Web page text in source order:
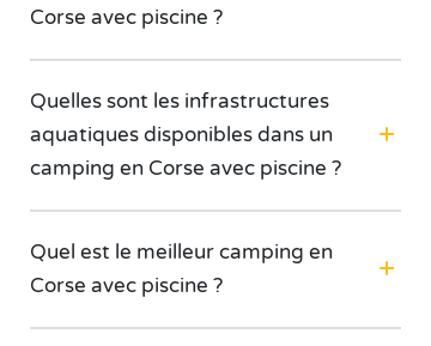
Corse avec piscine ?
Quelles sont les infrastructures
aquatiques disponibles dans un
camping en Corse avec piscine ?
Quel est le meilleur camping en
Corse avec piscine ?